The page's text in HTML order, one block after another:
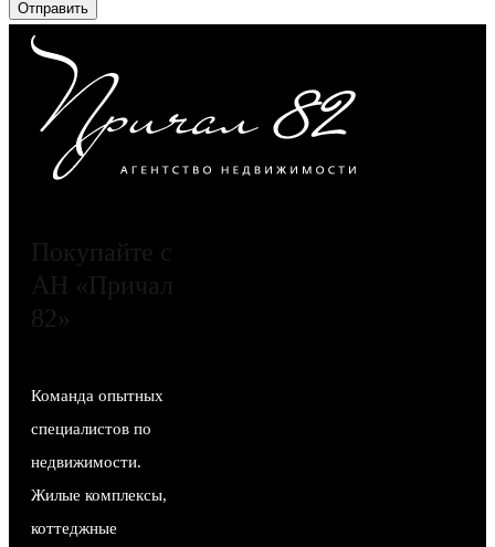
Покупайте с
АН «Причал
82»
Команда опытных
специалистов по
недвижимости.
Жилые комплексы,
коттеджные